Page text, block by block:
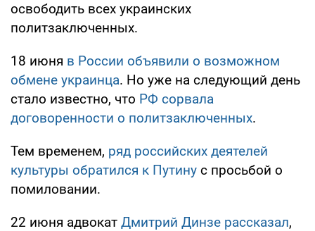
освободить всех украинских
политзаключенных.
18 июня в России объявили о возможном
обмене украинца. Но уже на следующий день
стало известно, что РФ сорвала
договоренности о политзаключенных.
Тем временем, ряд российских деятелей
культуры обратился к Путину с просьбой о
помиловании.
22 июня адвокат Дмитрий Динзе рассказал,